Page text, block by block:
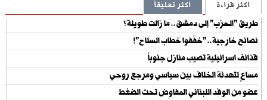
أكثر قراءة أكثر تعليقاً
طريق "الحزب" إلى دمشق.. ما زالت طويلة؟
نصائح خارجية.. "خفّفوا خطاب السلاح"!
قذائف اسرائيلية تصيب منازل جنوباً
مساعٍ لتهدئة الخلاف بين سياسي ومرجع روحي
عضو من الوفد اللبناني المفاوِض تحت الضغط